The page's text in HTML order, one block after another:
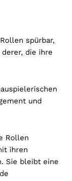
spürbar,
die ihre
und
Rollen
ihren
Sie bleibt eine